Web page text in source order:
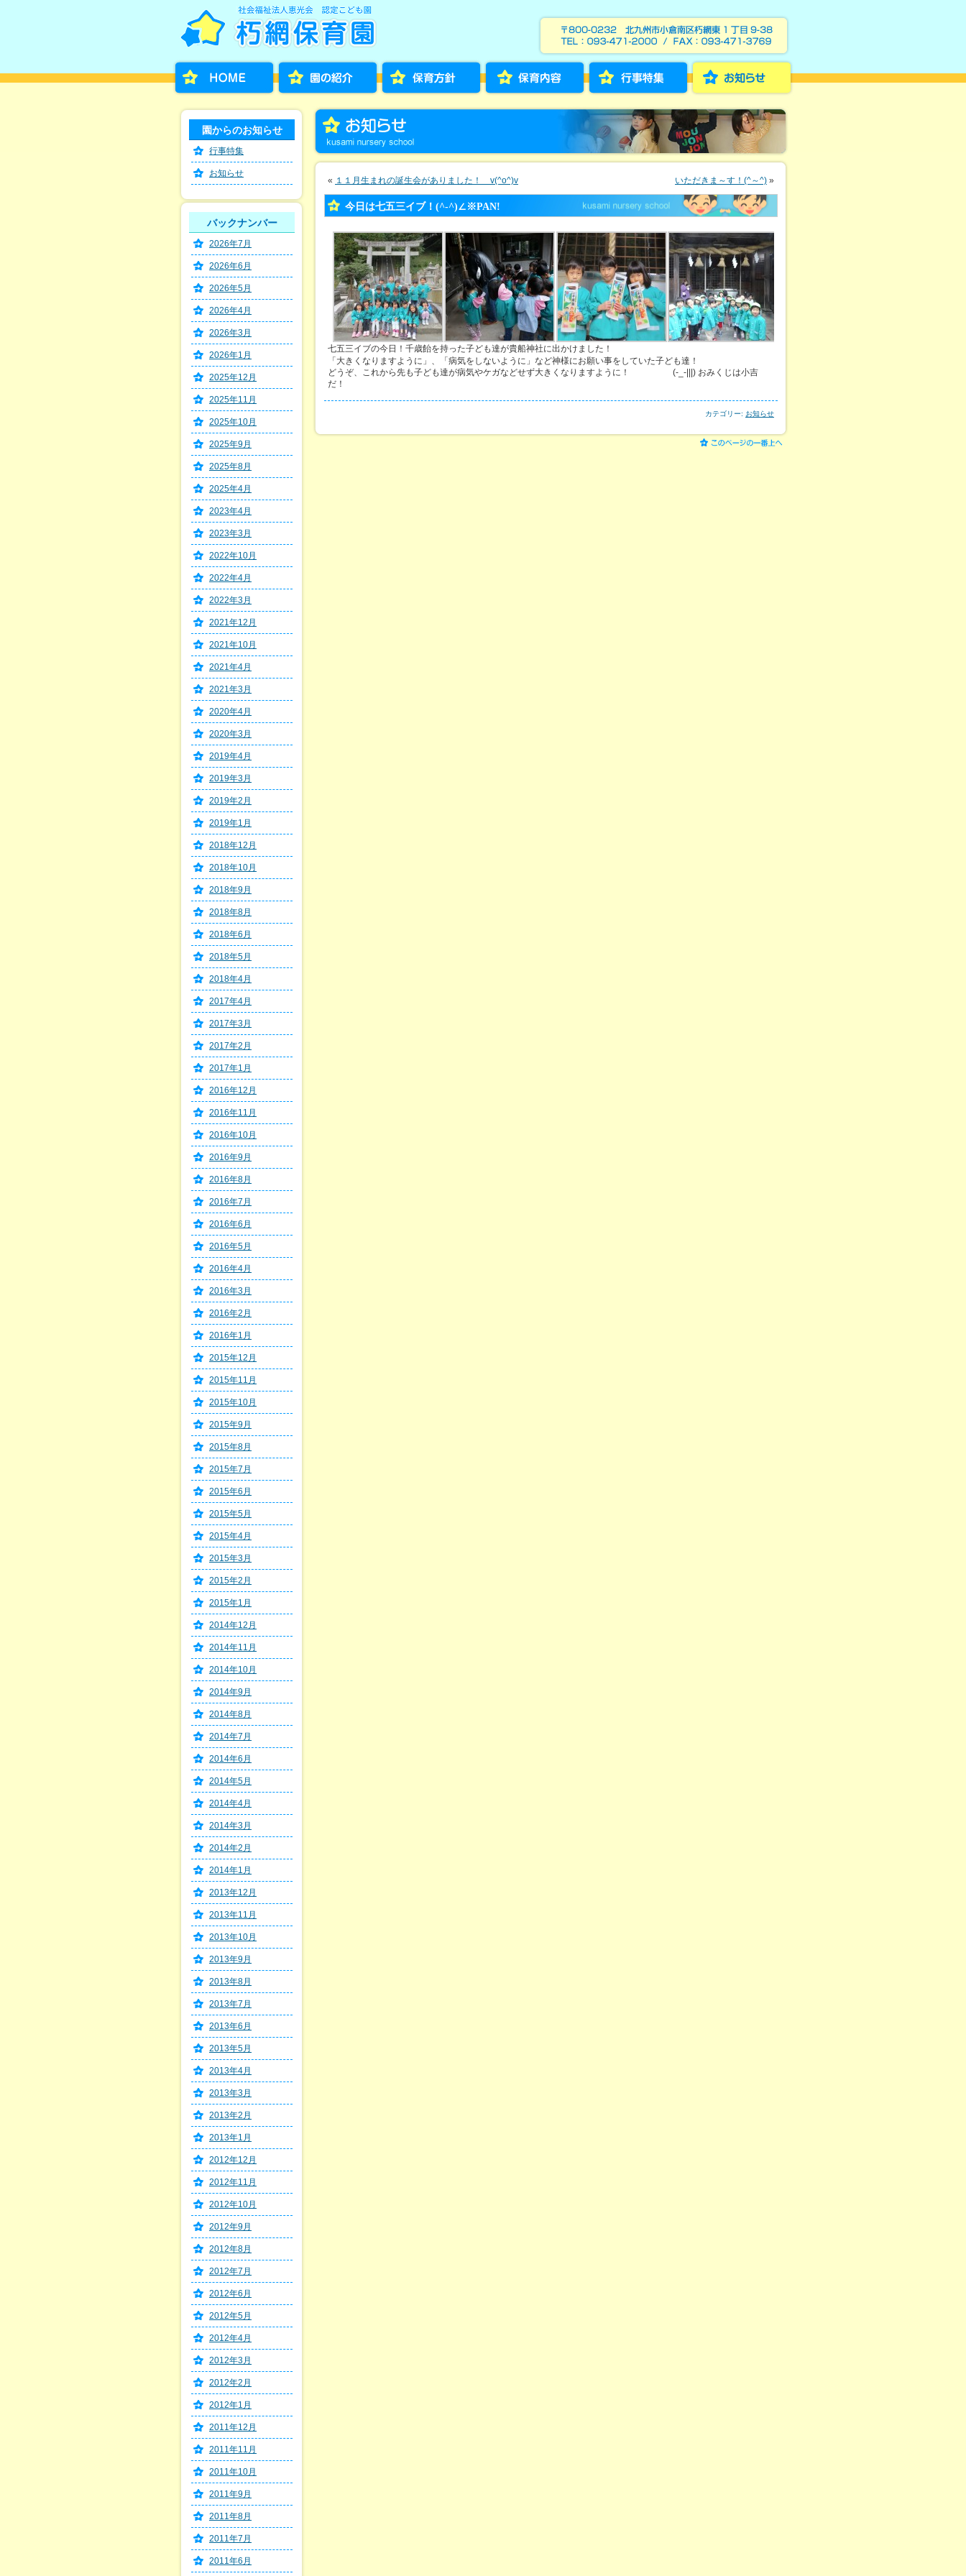
« １１月生まれの誕生会がありました！ v(^o^)v いただきま～す！(^～^) »
今日は七五三イブ！(^-^)∠※PAN!
七五三イブの今日！千歳飴を持った子ども達が貴船神社に出かけました！
「大きくなりますように」、「病気をしないように」など神様にお願い事をしていた子ども達！
どうぞ、これから先も子ども達が病気やケガなどせず大きくなりますように！ (-_-|||) おみくじは小吉
だ！
カテゴリー: お知らせ
園からのお知らせ
行事特集
お知らせ
バックナンバー
2026年7月
2026年6月
2026年5月
2026年4月
2026年3月
2026年1月
2025年12月
2025年11月
2025年10月
2025年9月
2025年8月
2025年4月
2023年4月
2023年3月
2022年10月
2022年4月
2022年3月
2021年12月
2021年10月
2021年4月
2021年3月
2020年4月
2020年3月
2019年4月
2019年3月
2019年2月
2019年1月
2018年12月
2018年10月
2018年9月
2018年8月
2018年6月
2018年5月
2018年4月
2017年4月
2017年3月
2017年2月
2017年1月
2016年12月
2016年11月
2016年10月
2016年9月
2016年8月
2016年7月
2016年6月
2016年5月
2016年4月
2016年3月
2016年2月
2016年1月
2015年12月
2015年11月
2015年10月
2015年9月
2015年8月
2015年7月
2015年6月
2015年5月
2015年4月
2015年3月
2015年2月
2015年1月
2014年12月
2014年11月
2014年10月
2014年9月
2014年8月
2014年7月
2014年6月
2014年5月
2014年4月
2014年3月
2014年2月
2014年1月
2013年12月
2013年11月
2013年10月
2013年9月
2013年8月
2013年7月
2013年6月
2013年5月
2013年4月
2013年3月
2013年2月
2013年1月
2012年12月
2012年11月
2012年10月
2012年9月
2012年8月
2012年7月
2012年6月
2012年5月
2012年4月
2012年3月
2012年2月
2012年1月
2011年12月
2011年11月
2011年10月
2011年9月
2011年8月
2011年7月
2011年6月